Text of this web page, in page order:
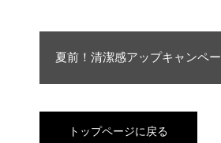
夏前！清潔感アップキャンペ
トップページに戻る